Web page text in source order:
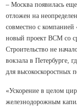
– Москва появилась
отложен на
совместно с компанией
новый проект ВСМ со
Строительство не
вокзала в Петербурге,
для высокоскоростных
«Ускорение в целом
железнодорожным